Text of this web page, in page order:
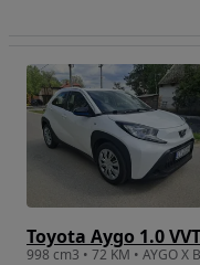
Toyota Aygo 1.0